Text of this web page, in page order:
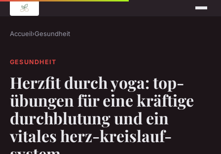
Accueil›Gesundheit
GESUNDHEIT
Herzfit durch yoga: top-
übungen für eine kräftige
durchblutung und ein
vitales herz-kreislauf-